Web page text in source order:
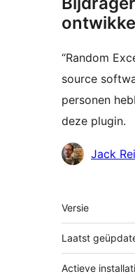
“Random
source
personen
deze plugin.
Bijdragers
Jack
Meta
Versie
Laatst
Actieve